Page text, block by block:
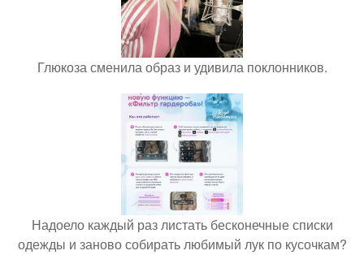
Глюкоза сменила образ и удивила поклонников.
Надоело каждый раз листать бесконечные списки
одежды и заново собирать любимый лук по кусочкам?